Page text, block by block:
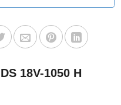
18V-1050 H